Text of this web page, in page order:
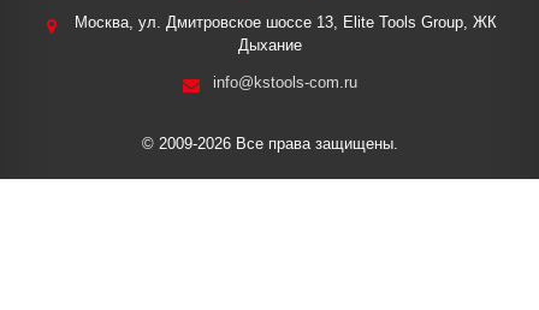
Москва, ул. Дмитровское шоссе 13, Elite Tools Group, ЖК
Дыхание
info@kstools-com.ru
© 2009-2026 Все права защищены.